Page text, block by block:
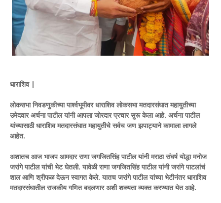
धाराशिव |
लोकसभा निवडणुकीच्या पार्श्वभूमीवर धाराशिव लोकसभा मतदारसंघात महायुतीच्या
उमेदवार अर्चना पाटील यांनी आपला जोरदार प्रचार सुरू केला आहे. अर्चना पाटील
यांच्यासाठी धाराशिव मतदारसंघात महायुतीचे सर्वच जण झपाट्याने कामाला लागले
आहेत.
अशातच आज भाजप आमदार राणा जगजितसिंह पाटील यांनी मराठा संघर्ष योद्धा मनोज
जरांगे पाटील यांची भेट घेतली. यावेळी राणा जगजितसिंह पाटील यांनी जरांगे पाटलांचं
शाल आणि श्रीफळ देऊन स्वागत केले. यातच जरांगे पाटील यांच्या भेटीनंतर धाराशिव
मतदारसंघातील राजकीय गणित बदलणार अशी शक्यता व्यक्त करण्यात येत आहे.